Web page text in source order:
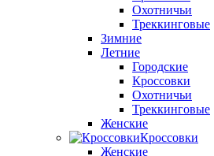
Охотничьи
Треккинговые
Зимние
Летние
Городские
Кроссовки
Охотничьи
Треккинговые
Женские
Кроссовки
Женские